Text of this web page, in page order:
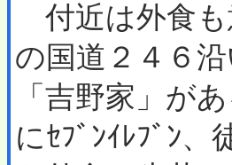
付近は外食も
の国道２４６
「吉野家」が
にｾﾌﾞﾝｲﾚﾌﾞﾝ